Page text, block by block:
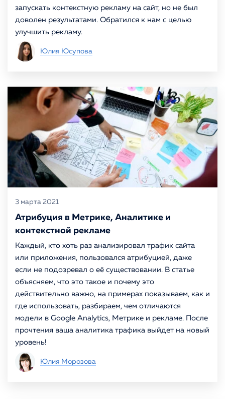
запускать контекстную рекламу на сайт, но не был
доволен результатами. Обратился к нам с целью
улучшить рекламу.
Юлия Юсупова
3 марта 2021
Атрибуция в Метрике, Аналитике и
контекстной рекламе
Каждый, кто хоть раз анализировал трафик сайта
или приложения, пользовался атрибуцией, даже
если не подозревал о её существовании. В статье
объясняем, что это такое и почему это
действительно важно, на примерах показываем, как и
где использовать, разбираем, чем отличаются
модели в Google Analytics, Метрике и рекламе. После
прочтения ваша аналитика трафика выйдет на новый
уровень!
Юлия Морозова